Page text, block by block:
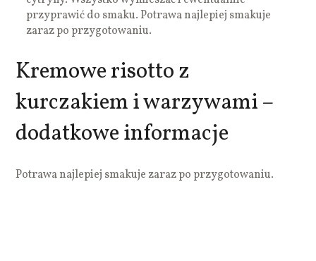
przyprawić do smaku. Potrawa najlepiej smakuje
zaraz po przygotowaniu.
Kremowe risotto z
kurczakiem i warzywami –
dodatkowe informacje
Potrawa najlepiej smakuje zaraz po przygotowaniu.